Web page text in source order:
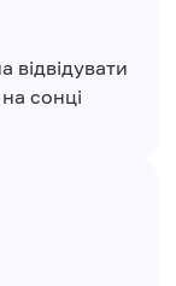
сонці